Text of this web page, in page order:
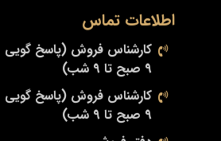
اطلاعات تماس
کارشناس فروش (پاسخ گویی
9 صبح تا 9 شب)
کارشناس فروش (پاسخ گویی
9 صبح تا 9 شب)